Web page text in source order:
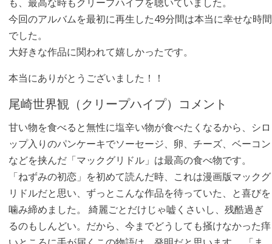
今回のアルバムを最初に再生した49分間は本当に幸せな時間
でした。
大好きな作品に関われて嬉しかったです。
本当にありがとうございました！！
尾崎世界観（クリープハイプ）コメント
甘い物を食べると無性に塩辛い物が食べたくなるから、シロ
ップ入りのパンケーキでソーセージ、卵、チーズ、ベーコン
などを挟んだ「マックグリドル」は最高の食べ物です。
「ねずみの初恋」を初めて読んだ時、これは漫画版マックグ
リドルだと思い、ずっとこんな作品を待っていた、と喜びを
噛み締めました。 綺麗ごとだけじゃ嘘くさいし、残酷過ぎ
るのもしんどい。だから、今までどうしても掻けなかった痒